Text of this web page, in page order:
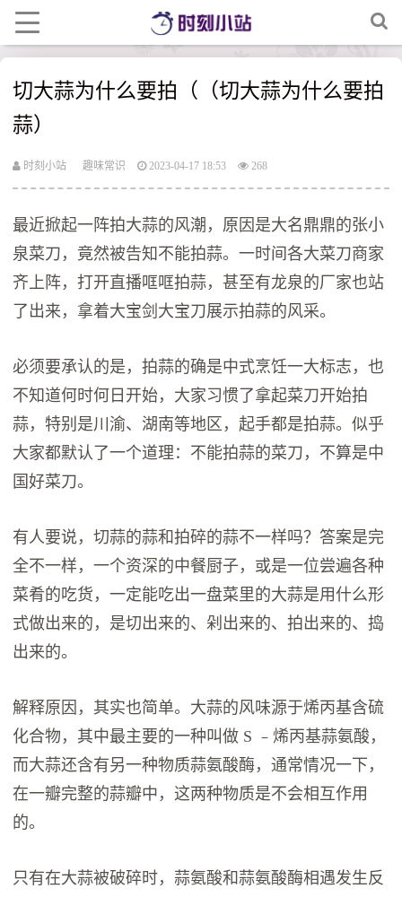
切大蒜为什么要拍（（切大蒜为什么要拍
蒜）
时刻小站 趣味常识 2023-04-17 18:53 268
最近掀起一阵拍大蒜的风潮，原因是大名鼎鼎的张小
泉菜刀，竟然被告知不能拍蒜。一时间各大菜刀商家
齐上阵，打开直播哐哐拍蒜，甚至有龙泉的厂家也站
了出来，拿着大宝剑大宝刀展示拍蒜的风采。
必须要承认的是，拍蒜的确是中式烹饪一大标志，也
不知道何时何日开始，大家习惯了拿起菜刀开始拍
蒜，特别是川渝、湖南等地区，起手都是拍蒜。似乎
大家都默认了一个道理：不能拍蒜的菜刀，不算是中
国好菜刀。
有人要说，切蒜的蒜和拍碎的蒜不一样吗？答案是完
全不一样，一个资深的中餐厨子，或是一位尝遍各种
菜肴的吃货，一定能吃出一盘菜里的大蒜是用什么形
式做出来的，是切出来的、剁出来的、拍出来的、捣
出来的。
解释原因，其实也简单。大蒜的风味源于烯丙基含硫
化合物，其中最主要的一种叫做 S ﹣烯丙基蒜氨酸，
而大蒜还含有另一种物质蒜氨酸酶，通常情况一下，
在一瓣完整的蒜瓣中，这两种物质是不会相互作用
的。
只有在大蒜被破碎时，蒜氨酸和蒜氨酸酶相遇发生反